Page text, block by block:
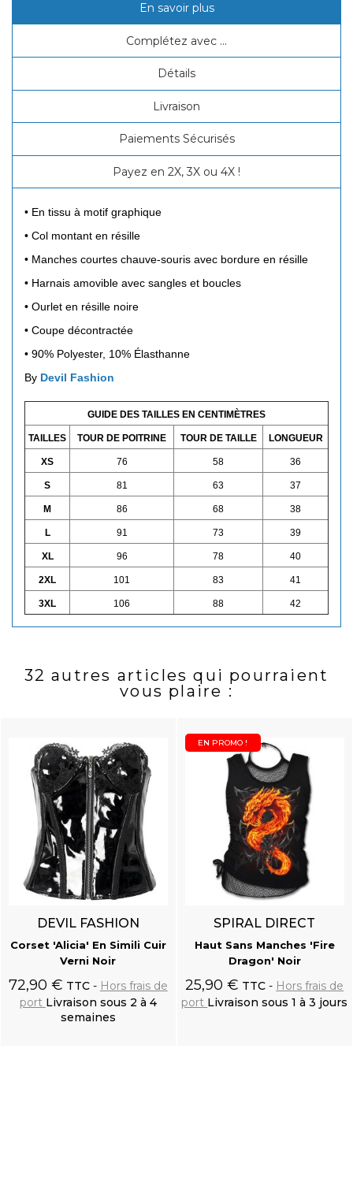
En savoir plus
Complétez avec ...
Détails
Livraison
Paiements Sécurisés
Payez en 2X, 3X ou 4X !
• En tissu à motif graphique
• Col montant en résille
• Manches courtes chauve-souris avec bordure en résille
• Harnais amovible avec sangles et boucles
• Ourlet en résille noire
• Coupe décontractée
• 90% Polyester, 10% Élasthanne
By Devil Fashion
GUIDE DES TAILLES EN CENTIMÈTRES
TAILLES TOUR DE POITRINE TOUR DE TAILLE LONGUEUR
XS 76 58 36
S 81 63 37
M 86 68 38
L 91 73 39
XL 96 78 40
2XL 101 83 41
3XL 106 88 42
32 autres articles qui pourraient
vous plaire :
EN PROMO !
SPIRAL DIRECT
Haut Sans Manches 'Fire
Dragon' Noir
25,90 € TTC Hors frais de
portLivraison sous 1 à 3 jours
DEVIL FASHION
Crop Top 'Achila' Noir
59,90 € TTC
port Livraison sous 2 à 4
semaines